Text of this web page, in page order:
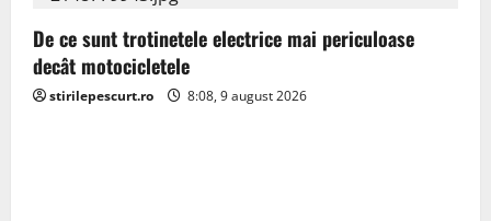
De ce sunt trotinetele electrice mai periculoase
decât motocicletele
stirilepescurt.ro 8:08, 9 august 2026